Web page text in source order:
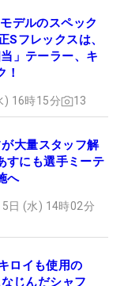
か、声をかけ
し、選手（の
からないので、
とで、プロキ
ィとしてゴルフ
気づいた。「や
いないんだ
ところから脱
ては「徐々
。
デルのスペック
Sフレックスは、
」テーラー、キ
！
) 16時15分 13
大量スタッフ解
にも選手ミーテ
へ
日 (水) 14時02分
ロイも使用の
じんだシャフ